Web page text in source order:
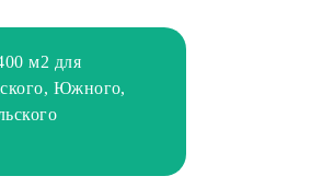
м2 для
Южного,